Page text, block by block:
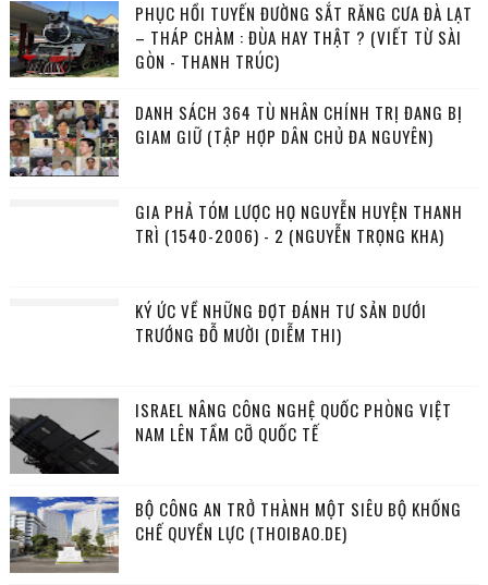
PHỤC HỒI TUYẾN ĐƯỜNG SẮT RĂNG CƯA ĐÀ LẠT
– THÁP CHÀM : ĐÙA HAY THẬT ? (VIẾT TỪ SÀI
GÒN - THANH TRÚC)
DANH SÁCH 364 TÙ NHÂN CHÍNH TRỊ ĐANG BỊ
GIAM GIỮ (TẬP HỢP DÂN CHỦ ĐA NGUYÊN)
GIA PHẢ TÓM LƯỢC HỌ NGUYỄN HUYỆN THANH
TRÌ (1540-2006) - 2 (NGUYỄN TRỌNG KHA)
KÝ ỨC VỀ NHỮNG ĐỢT ĐÁNH TƯ SẢN DƯỚI
TRƯỚNG ĐỖ MƯỜI (DIỄM THI)
ISRAEL NÂNG CÔNG NGHỆ QUỐC PHÒNG VIỆT
NAM LÊN TẦM CỠ QUỐC TẾ
BỘ CÔNG AN TRỞ THÀNH MỘT SIÊU BỘ KHỐNG
CHẾ QUYỀN LỰC (THOIBAO.DE)